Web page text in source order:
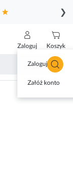
❯
Zaloguj
Zaloguj się
Załóż konto
Koszyk